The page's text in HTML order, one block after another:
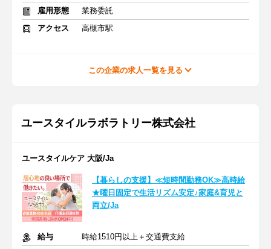
雇用形態
業務委託
アクセス
高槻市駅
この企業の求人一覧を見る
ユースタイルラボラトリー株式会社
ユースタイルケア 大阪/Ja
【暮らしの支援】≪短時間勤務OK≫高時給
★曜日固定で生活リズム安定♪家庭&育児と
両立/Ja
給与
時給1510円以上＋交通費支給